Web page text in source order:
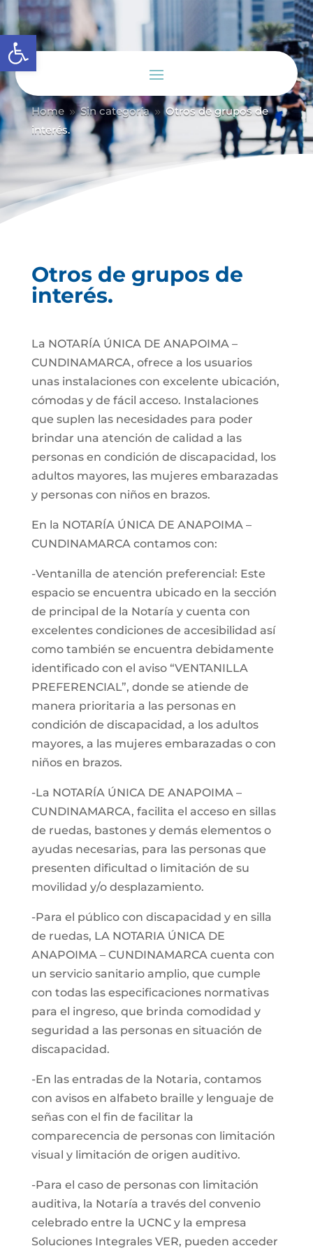
Abrir barra de herramientas
Home 9 Sin categoría 9 Otros de grupos de
interés.
Otros de grupos de
interés.
La NOTARÍA ÚNICA DE ANAPOIMA –
CUNDINAMARCA, ofrece a los usuarios
unas instalaciones con excelente ubicación,
cómodas y de fácil acceso. Instalaciones
que suplen las necesidades para poder
brindar una atención de calidad a las
personas en condición de discapacidad, los
adultos mayores, las mujeres embarazadas
y personas con niños en brazos.
En la NOTARÍA ÚNICA DE ANAPOIMA –
CUNDINAMARCA contamos con:
-Ventanilla de atención preferencial: Este
espacio se encuentra ubicado en la sección
de principal de la Notaría y cuenta con
excelentes condiciones de accesibilidad así
como también se encuentra debidamente
identificado con el aviso “VENTANILLA
PREFERENCIAL”, donde se atiende de
manera prioritaria a las personas en
condición de discapacidad, a los adultos
mayores, a las mujeres embarazadas o con
niños en brazos.
-La NOTARÍA ÚNICA DE ANAPOIMA –
CUNDINAMARCA, facilita el acceso en sillas
de ruedas, bastones y demás elementos o
ayudas necesarias, para las personas que
presenten dificultad o limitación de su
movilidad y/o desplazamiento.
-Para el público con discapacidad y en silla
de ruedas, LA NOTARIA ÚNICA DE
ANAPOIMA – CUNDINAMARCA cuenta con
un servicio sanitario amplio, que cumple
con todas las especificaciones normativas
para el ingreso, que brinda comodidad y
seguridad a las personas en situación de
discapacidad.
-En las entradas de la Notaria, contamos
con avisos en alfabeto braille y lenguaje de
señas con el fin de facilitar la
comparecencia de personas con limitación
visual y limitación de origen auditivo.
-Para el caso de personas con limitación
auditiva, la Notaría a través del convenio
celebrado entre la UCNC y la empresa
Soluciones Integrales VER, pueden acceder